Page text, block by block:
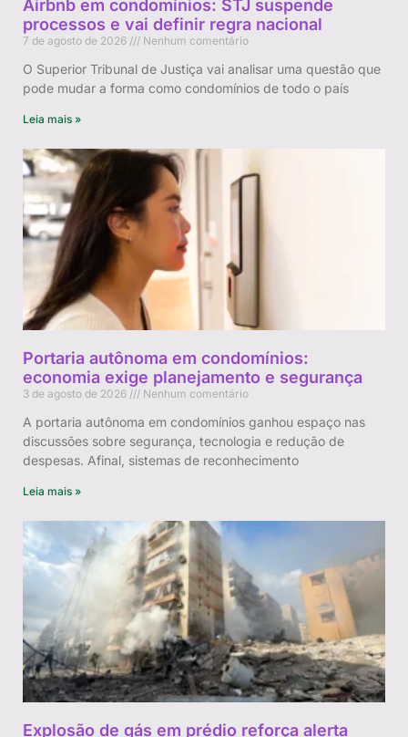
Airbnb em condomínios: STJ suspende
processos e vai definir regra nacional
7 de agosto de 2026 Nenhum comentário
O Superior Tribunal de Justiça vai analisar uma questão que
pode mudar a forma como condomínios de todo o país
Leia mais »
Portaria autônoma em condomínios:
economia exige planejamento e segurança
3 de agosto de 2026 Nenhum comentário
A portaria autônoma em condomínios ganhou espaço nas
discussões sobre segurança, tecnologia e redução de
despesas. Afinal, sistemas de reconhecimento
Leia mais »
Explosão de gás em prédio reforça alerta